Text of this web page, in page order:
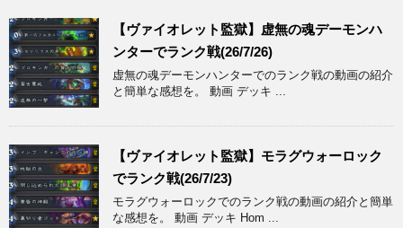
【ヴァイオレット監獄】虚無の魂デーモンハ
ンターでランク戦(26/7/26)
虚無の魂デーモンハンターでのランク戦の動画の紹介
と簡単な感想を。 動画 デッキ ...
【ヴァイオレット監獄】モラグウォーロック
でランク戦(26/7/23)
モラグウォーロックでのランク戦の動画の紹介と簡単
な感想を。 動画 デッキ Hom ...